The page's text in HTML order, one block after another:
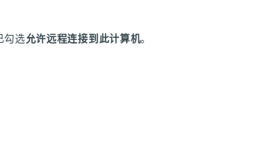
勾选允许远程连接到此计算机。